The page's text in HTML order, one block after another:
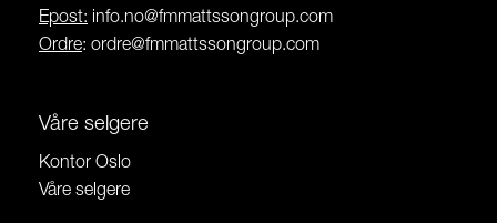
Epost: info.no@fmmattssongroup.com
Ordre: ordre@fmmattssongroup.com
Våre selgere
Kontor Oslo
Våre selgere